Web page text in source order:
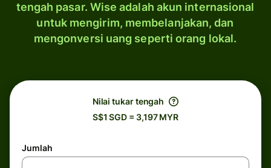
tengah pasar. Wise adalah akun internasional
untuk mengirim, membelanjakan, dan
mengonversi uang seperti orang lokal.
Nilai tukar tengah
S$1 SGD = 3,197 MYR
Jumlah